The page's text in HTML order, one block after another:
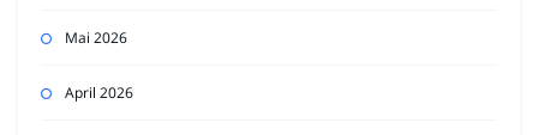
Mai 2026
April 2026